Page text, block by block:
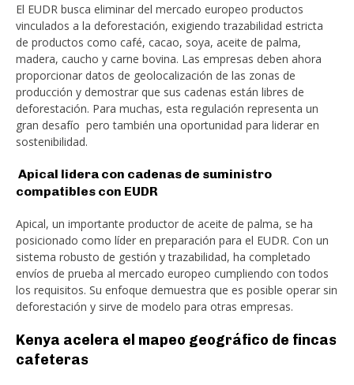
El EUDR busca eliminar del mercado europeo productos
vinculados a la deforestación, exigiendo trazabilidad estricta
de productos como café, cacao, soya, aceite de palma,
madera, caucho y carne bovina. Las empresas deben ahora
proporcionar datos de geolocalización de las zonas de
producción y demostrar que sus cadenas están libres de
deforestación. Para muchas, esta regulación representa un
gran desafío pero también una oportunidad para liderar en
sostenibilidad.
Apical lidera con cadenas de suministro
compatibles con EUDR
Apical, un importante productor de aceite de palma, se ha
posicionado como líder en preparación para el EUDR. Con un
sistema robusto de gestión y trazabilidad, ha completado
envíos de prueba al mercado europeo cumpliendo con todos
los requisitos. Su enfoque demuestra que es posible operar sin
deforestación y sirve de modelo para otras empresas.
Kenya acelera el mapeo geográfico de fincas
cafeteras